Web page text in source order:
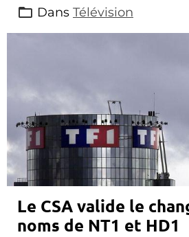
Dans Télévision
Le CSA valide le
noms de NT1 et HD1